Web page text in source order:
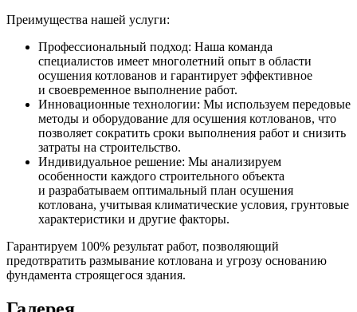
Преимущества нашей услуги:
Профессиональный подход: Наша команда
специалистов имеет многолетний опыт в области
осушения котлованов и гарантирует эффективное
и своевременное выполнение работ.
Инновационные технологии: Мы используем передовые
методы и оборудование для осушения котлованов, что
позволяет сократить сроки выполнения работ и снизить
затраты на строительство.
Индивидуальное решение: Мы анализируем
особенности каждого строительного объекта
и разрабатываем оптимальный план осушения
котлована, учитывая климатические условия, грунтовые
характеристики и другие факторы.
Гарантируем 100% результат работ, позволяющий
предотвратить размывание котлована и угрозу основанию
фундамента строящегося здания.